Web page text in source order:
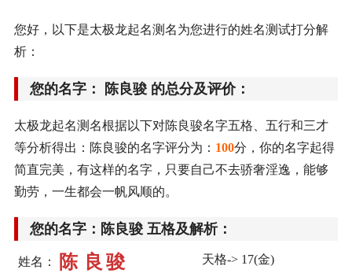
您好，以下是太极龙起名测名为您进行的姓名测试打分解
析：
您的名字： 陈良骏 的总分及评价：
太极龙起名测名根据以下对陈良骏名字五格、五行和三才
等分析得出：陈良骏的名字评分为： 100分，你的名字起得
简直完美，有这样的名字，只要自己不去骄奢淫逸，能够
勤劳，一生都会一帆风顺的。
您的名字：陈良骏 五格及解析：
姓名： 陈 良 骏
天格-> 17(金)